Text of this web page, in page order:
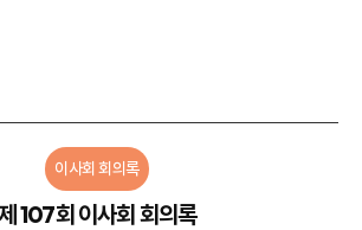
이사회 회의록
107회 이사회 회의록